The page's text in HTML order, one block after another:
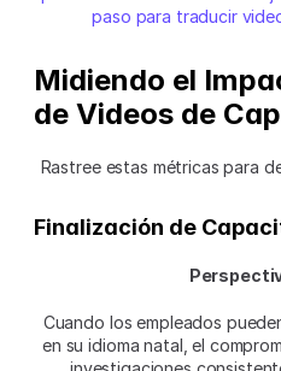
paso para traducir
Midiendo el
de Videos de
Rastree estas métricas para
Finalización de
Cuando los empleados
en su idioma natal, el